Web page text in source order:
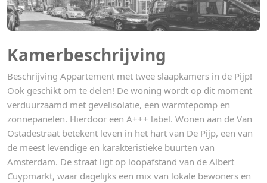
Kamerbeschrijving
Beschrijving Appartement met twee slaapkamers in de Pijp!
Ook geschikt om te delen! De woning wordt op dit moment
verduurzaamd met gevelisolatie, een warmtepomp en
zonnepanelen. Hierdoor een A+++ label. Wonen aan de Van
Ostadestraat betekent leven in het hart van De Pijp, een van
de meest levendige en karakteristieke buurten van
Amsterdam. De straat ligt op loopafstand van de Albert
Cuypmarkt, waar dagelijks een mix van lokale bewoners en